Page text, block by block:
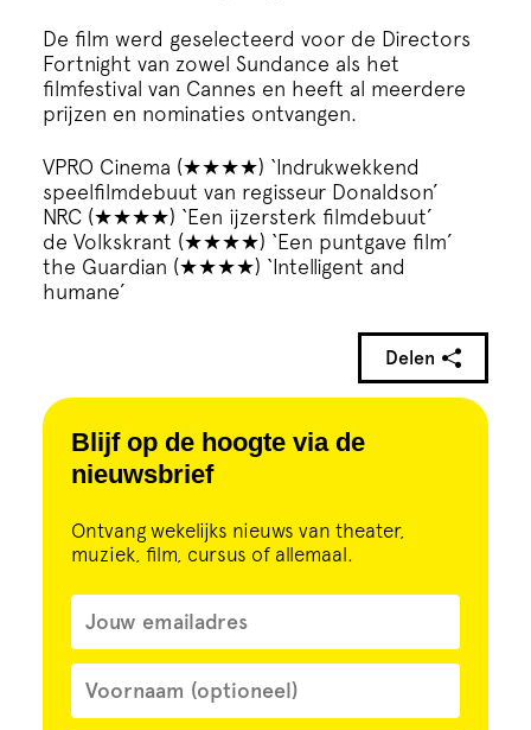
Blijf op de hoogte via de
nieuwsbrief
Ontvang wekelijks nieuws van theater,
muziek, film, cursus of allemaal.
De film werd geselecteerd voor de Directors
Fortnight van zowel Sundance als het
filmfestival van Cannes en heeft al meerdere
prijzen en nominaties ontvangen.
VPRO Cinema (★★★★) ‘Indrukwekkend
speelfilmdebuut van regisseur Donaldson’
NRC (★★★★) ‘Een ijzersterk filmdebuut’
de Volkskrant (★★★★) ‘Een puntgave film’
the Guardian (★★★★) ‘Intelligent and
humane’
Delen